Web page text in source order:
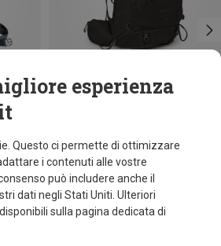
esperienza
Questo ci permette di ottimizzare
i contenuti alle vostre
può includere anche il
dati negli Stati Uniti. Ulteriori
sulla pagina dedicata di